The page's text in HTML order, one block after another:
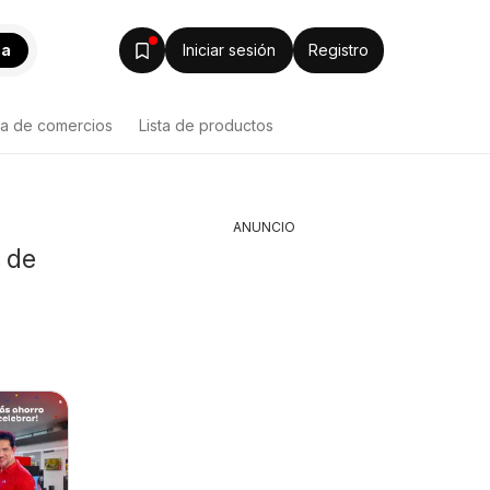
Iniciar sesión Registro
de comercios Lista de productos
de
ANUNCIO